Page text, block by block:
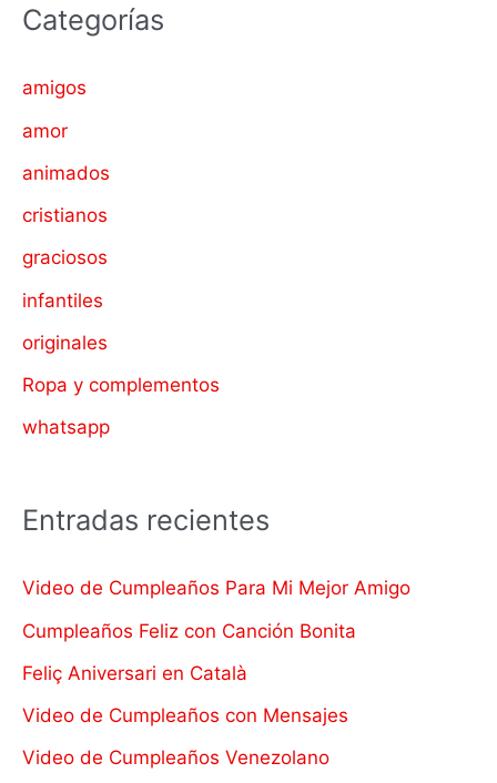
a
r
:
Categorías
amigos
amor
animados
cristianos
graciosos
infantiles
originales
Ropa y complementos
whatsapp
Entradas recientes
Video de Cumpleaños Para Mi Mejor Amigo
Cumpleaños Feliz con Canción Bonita
Feliç Aniversari en Català
Video de Cumpleaños con Mensajes
Video de Cumpleaños Venezolano